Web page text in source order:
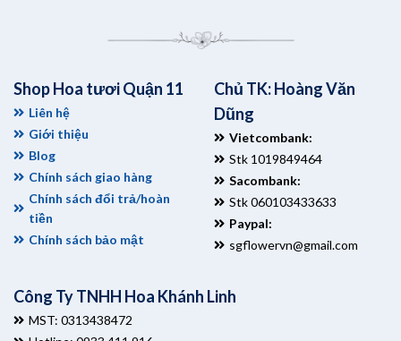
Shop Hoa tươi Quận 11
Liên hệ
Giới thiệu
Blog
Chính sách giao hàng
Chính sách đổi trả/hoàn
tiền
Chính sách bảo mật
Chủ TK: Hoàng Văn
Dũng
Vietcombank:
Stk 1019849464
Sacombank:
Stk 060103433633
Paypal:
sgflowervn@gmail.com
Công Ty TNHH Hoa Khánh Linh
MST: 0313438472